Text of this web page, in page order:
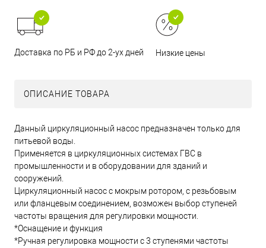
Доставка по РБ и РФ до 2-ух дней Низкие цены
ОПИСАНИЕ ТОВАРА
Данный циркуляционный насос предназначен только для
питьевой воды.
Применяется в циркуляционных системах ГВС в
промышленности и в оборудовании для зданий и
сооружений.
Циркуляционный насос с мокрым ротором, с резьбовым
или фланцевым соединением, возможен выбор ступеней
частоты вращения для регулировки мощности.
*Оснащение и функция
*Ручная регулировка мощности с 3 ступенями частоты